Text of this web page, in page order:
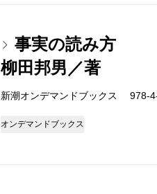
事実の読み方
柳田邦男／著
新潮オンデマンドブックス
オンデマンドブックス